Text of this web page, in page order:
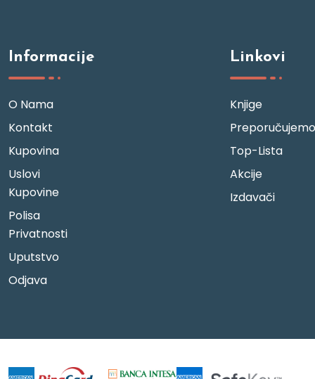
Informacije
O Nama
Kontakt
Kupovina
Uslovi
Kupovine
Polisa
Privatnosti
Uputstvo
Odjava
Linkovi
Knjige
Preporučujemo
Top-Lista
Akcije
Izdavači